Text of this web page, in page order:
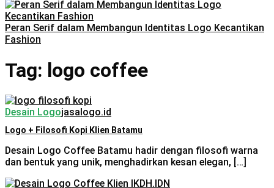
Peran Serif dalam Membangun Identitas Logo Kecantikan
Fashion
Tag: logo coffee
Desain Logojasalogo.id
Logo + Filosofi Kopi Klien Batamu
Desain Logo Coffee Batamu hadir dengan filosofi warna
dan bentuk yang unik, menghadirkan kesan elegan, […]